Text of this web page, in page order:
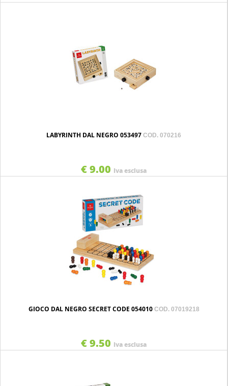
LABYRINTH DAL NEGRO 053497 COD. 070216
€ 9.00 Iva esclusa
GIOCO DAL NEGRO SECRET CODE 054010 COD. 07019218
€ 9.50 Iva esclusa